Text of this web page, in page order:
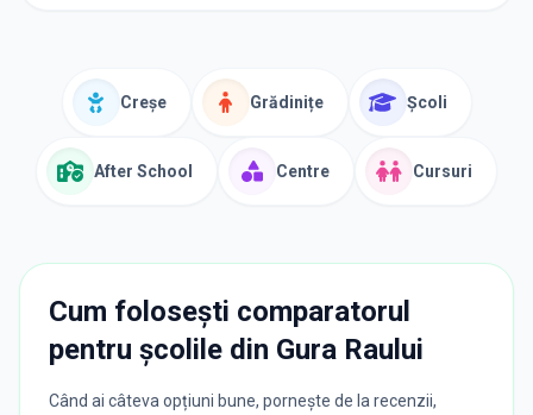
Creșe Grădinițe Școli
After School Centre Cursuri
Cum folosești comparatorul
pentru școlile din Gura Raului
Când ai câteva opțiuni bune, pornește de la recenzii,